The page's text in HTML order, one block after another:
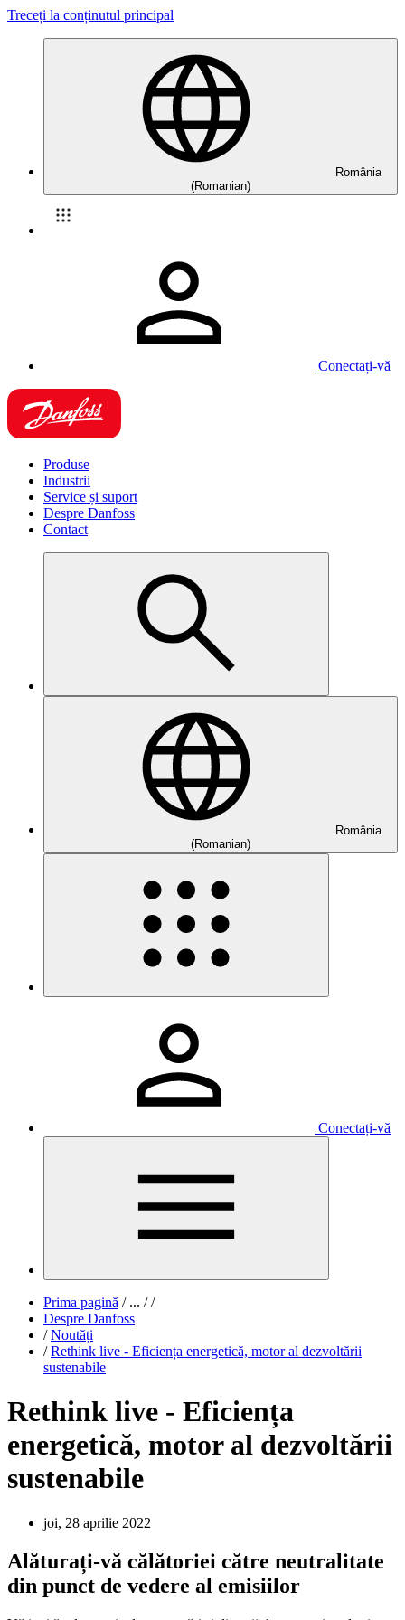
Treceți la conținutul principal
România
(Romanian)
Conectați-vă
Produse
Industrii
Service și suport
Despre Danfoss
Contact
România
(Romanian)
Conectați-vă
Prima pagină /... / /
Despre Danfoss
/ Noutăți
/ Rethink live - Eficiența energetică, motor al dezvoltării
sustenabile
Rethink live - Eficiența
energetică, motor al dezvoltării
sustenabile
joi, 28 aprilie 2022
Alăturați-vă călătoriei către neutralitate
din punct de vedere al emisiilor